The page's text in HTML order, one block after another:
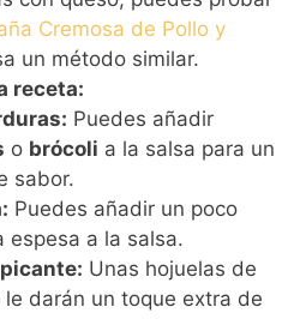
Cremosa de Pollo y
un método similar.
receta:
Puedes añadir
o brócoli a la salsa para un
sabor.
Puedes añadir un poco
espesa a la salsa.
Unas hojuelas de
le darán un toque extra de